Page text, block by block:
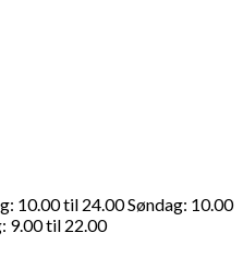
10.00 til 24.00 Søndag: 10.00
9.00 til 22.00